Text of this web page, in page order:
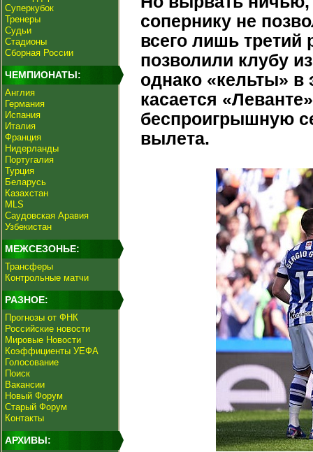
Суперкубок
Тренеры
Судьи
Стадионы
Сборная России
ЧЕМПИОНАТЫ:
Англия
Германия
Испания
Италия
Франция
Нидерланды
Португалия
Турция
Беларусь
Казахстан
MLS
Саудовская Аравия
Узбекистан
МЕЖСЕЗОНЬЕ:
Трансферы
Контрольные матчи
РАЗНОЕ:
Прогнозы от ФНК
Российские новости
Мировые Новости
Коэффициенты УЕФА
Голосование
Поиск
Вакансии
Новый Форум
Старый Форум
Контакты
АРХИВЫ:
сопернику не
всего лишь третий
позволили клубу
однако «кельты» в
касается
беспроигрышную
вылета.